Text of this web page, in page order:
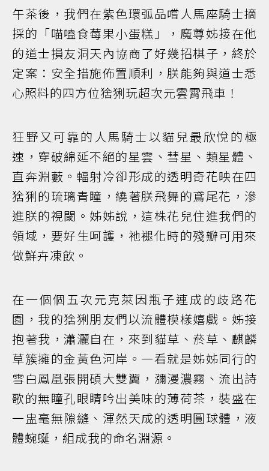
午茶後，我們在紫色環弧品嚐人馬座騎士摘
採的「喵嗑食莓果小蛋糕」，魔尊姊接在他
的道士損友洞天內協商了好幾招棋子，終於
定案：安全措施佈置順利，朕能夠與道士悉
心照料的四方位猞猁玩超次元雲霄飛車！
狂野又可靠的人馬騎士以貓兒最欣悅的極
速，穿破綿延不絕的星雲、彗星、類星體、
直奔淵藪。輻射冷卻形成的透明奇花映在四
猞猁的琉璃青瞳，繞著朕飛舞的鳶尾花，滲
進朕的視閾。姊姊說，這株花兒住進我們的
領域，要好生呵護，祂褪化時的殘瓣可用來
做鮮卉凍飲。
在一個個五次元克萊因瓶子連成的歧路花
園，我的猞猁朋友們以流體模樣嬉戲。姊接
抱著我，瀟灑自在，來到貓草、菸草、麒麟
草簇擁的金黃色河岸。一看就是姊姊同行的
雪白鳳凰張開碩大雙翼，瀰漫濃霧、流出詩
歌的無瞳孔眼睛吟出美味的薄荷茶，裝盛在
一盅毫無隙縫、渾然天成的透明圓球體，液
體蜿蜒，組成我的命名淵源。